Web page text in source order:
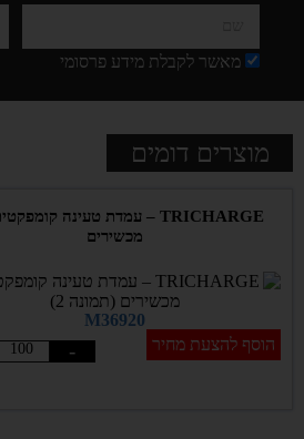
מאשר לקבלת מידע פרסומי
מוצרים דומים
מכשירים
M36920
- הוסף להצעת מחיר